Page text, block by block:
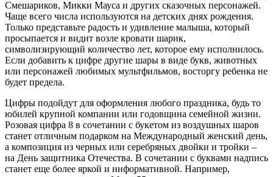
Смешариков, Микки Мауса и других сказочных персонажей.
Чаще всего числа используются на детских днях рождения.
Только представьте радость и удивление малыша, который
просыпается и видит возле кровати шарик,
символизирующий количество лет, которое ему исполнилось.
Если добавить к цифре другие шары в виде букв, животных
или персонажей любимых мультфильмов, восторгу ребенка не
будет предела.
Цифры подойдут для оформления любого праздника, будь то
юбилей крупной компании или годовщина семейной жизни.
Розовая цифра 8 в сочетании с букетом из воздушных шаров
станет отличным подарком на Международный женский день,
а композиция из черных или серебряных двойки и тройки –
на День защитника Отечества. В сочетании с буквами надпись
станет еще более яркой и информативной. Например,